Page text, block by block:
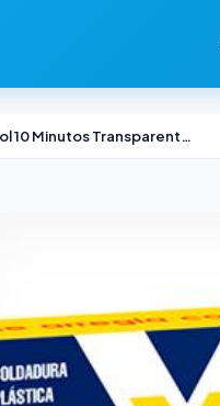
Poxipol 10 Minutos Transparente Akapol x 70ml